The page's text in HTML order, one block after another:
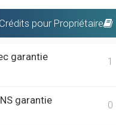
pour Propriétaire
garantie 1
garantie 0